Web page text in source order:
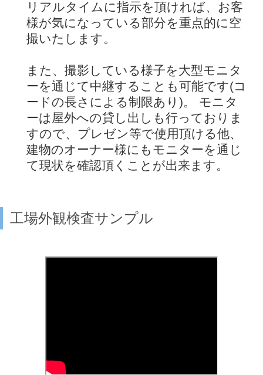
リアルタイムに指示を頂ければ、お客
様が気になっている部分を重点的に空
撮いたします。
また、撮影している様子を大型モニタ
ーを通じて中継することも可能です(コ
ードの長さによる制限あり)。 モニタ
ーは屋外への貸し出しも行っておりま
すので、プレゼン等で使用頂ける他、
建物のオーナー様にもモニターを通じ
て現状を確認頂くことが出来ます。
工場外観検査サンプル